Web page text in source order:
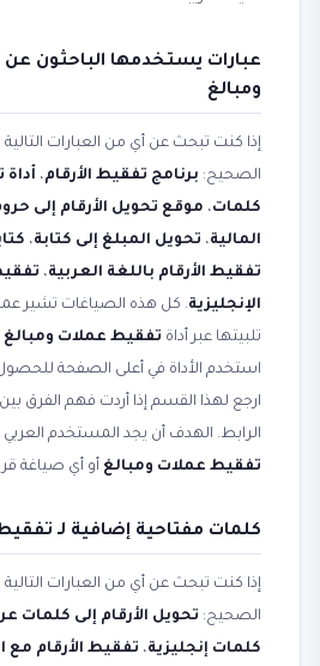
عبارات يستخدمها الباحثون
ومبالغ
إذا كنت تبحث عن أي من العبارات
الصحيح: برنامج تفقيط الأرقام، أداة
كلمات، موقع تحويل الأرقام إلى
المالية، تحويل المبلغ إلى كتابة،
تفقيط الأرقام باللغة العربية،
الإنجليزية. كل هذه الصياغات تشير
تلبيتها عبر أداة تفقيط عملات ومبالغ
استخدم الأداة في أعلى الصفحة
ارجع لهذا القسم إذا أردت فهم الفرق
الرابط. الهدف أن يجد المستخدم
تفقيط عملات ومبالغ أو أي صياغة
كلمات مفتاحية إضافية لـ
إذا كنت تبحث عن أي من العبارات
الصحيح: تحويل الأرقام إلى كلمات
كلمات إنجليزية، تفقيط الأرقام مع